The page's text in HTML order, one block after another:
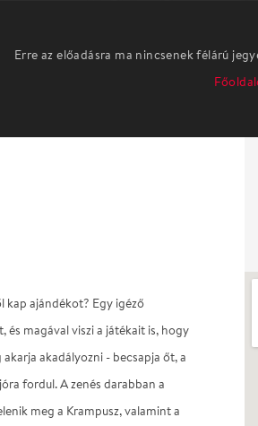
Erre az előadásra ma nincsenek félárú
kap ajándékot? Egy igéző
és magával viszi a játékait is, hogy
akadályozni - becsapja őt, a
fordul. A zenés darabban a
meg a Krampusz, valamint a